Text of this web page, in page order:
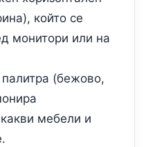
който се
монитори или на
(бежово,
мебели и